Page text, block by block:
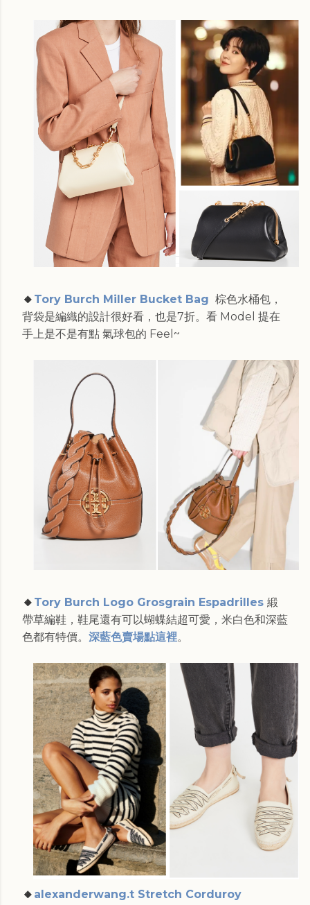
🔸 Tory Burch Miller Bucket Bag 棕色水桶包，
背袋是編織的設計很好看，也是7折。看 Model 提在
手上是不是有點 氣球包的 Feel~
🔸 Tory Burch Logo Grosgrain Espadrilles 緞
帶草編鞋，鞋尾還有可以蝴蝶結超可愛，米白色和深藍
色都有特價。 深藍色賣場點這裡。
🔸 alexanderwang.t Stretch Corduroy